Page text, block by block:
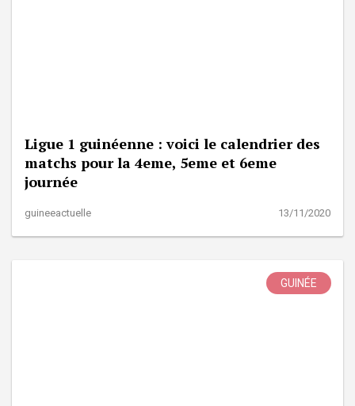
Ligue 1 guinéenne : voici le calendrier des
matchs pour la 4eme, 5eme et 6eme
journée
guineeactuelle 13/11/2020
GUINÉE